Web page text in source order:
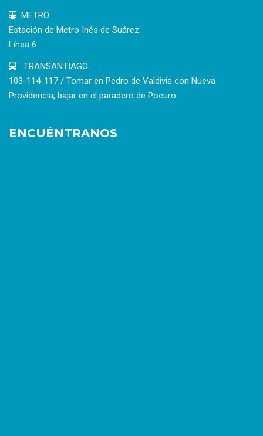
METRO
Estación de Metro Inés de Suárez.
Línea 6.
TRANSANTIAGO
103-114-117 / Tomar en Pedro de Valdivia con Nueva
Providencia, bajar en el paradero de Pocuro.
ENCUÉNTRANOS